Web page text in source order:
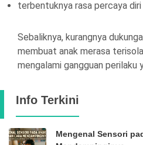
terbentuknya rasa percaya
Sebaliknya, kurangnya
membuat anak merasa
mengalami gangguan perilaku
Info Terkini
Mengenal Sensori